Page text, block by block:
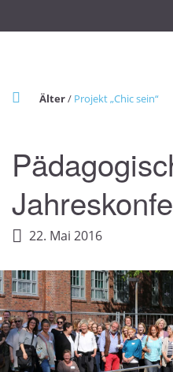
Älter/ Projekt „Chic sein“
22. Mai 2016